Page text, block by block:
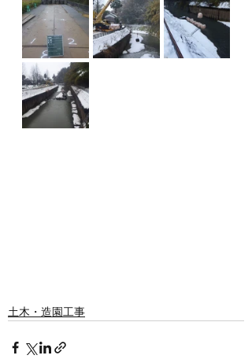
土木・造園工事